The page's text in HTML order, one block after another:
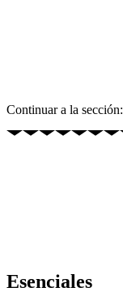
Continuar a la sección:
Esenciales